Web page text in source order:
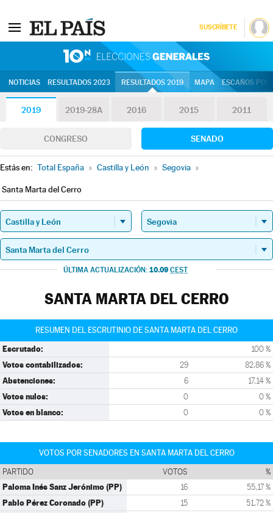
SUSCRÍBETE
NOTICIAS RESULTADOS 2023 RESULTADOS 2019 MAPA ESCAÑOS
2019 2019-28A 2016 2015 2011
CONGRESO SENADO
Estás en: Total España » Castilla y León » Segovia »
Santa Marta del Cerro
ÚLTIMA ACTUALIZACIÓN: 10.09 CEST
SANTA MARTA DEL CERRO
RESUMEN DEL ESCRUTINIO DE SANTA MARTA DEL CERRO
Escrutado: 100 %
Votos contabilizados: 29 82,86 %
Abstenciones: 6 17,14 %
Votos nulos: 0 0 %
Votos en blanco: 0 0 %
VOTOS POR SENADORES EN SANTA MARTA DEL CERRO
PARTIDO VOTOS %
Paloma Inés Sanz Jerónimo (PP) 16 55,17 %
Pablo Pérez Coronado (PP) 15 51,72 %